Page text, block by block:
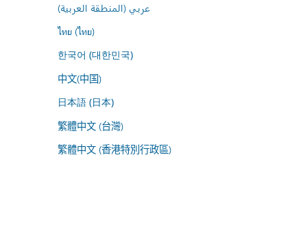
عربي (المنطقة العربية)
ไทย (ไทย)
한국어 (대한민국)
中文(中国)
日本語 (日本)
繁體中文 (台灣)
繁體中文 (香港特別行政區)